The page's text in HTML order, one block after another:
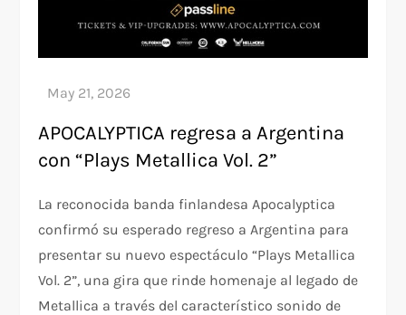
APOCALYPTICA regresa a Argentina
con “Plays Metallica Vol. 2”
La reconocida banda finlandesa Apocalyptica
confirmó su esperado regreso a Argentina para
presentar su nuevo espectáculo “Plays Metallica
Vol. 2”, una gira que rinde homenaje al legado de
Metallica a través del característico sonido de